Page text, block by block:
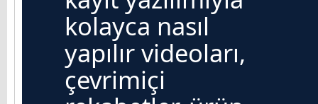
kolayca nasıl
yapılır videoları,
çevrimiçi